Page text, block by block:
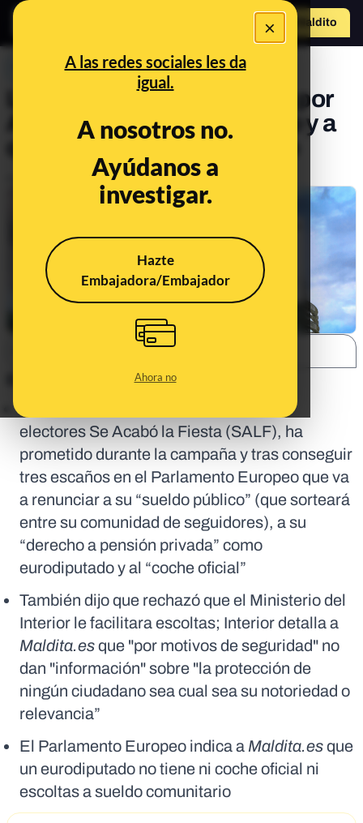
×
A las redes sociales les da
igual.
A nosotros no.
Ayúdanos a
investigar.
Hazte
Embajadora/Embajador
Ahora no
Hazte Maldito
PREBUNKING
Las renuncias anunciadas por
Alvise: a qué tiene derecho y a
qué no como eurodiputado
Jun 18, 2024, 5:23:59 PM
electores Se Acabó la Fiesta (SALF), ha
prometido durante la campaña y tras conseguir
tres escaños en el Parlamento Europeo que va
a renunciar a su “sueldo público” (que sorteará
entre su comunidad de seguidores), a su
“derecho a pensión privada” como
eurodiputado y al “coche oficial”
También dijo que rechazó que el Ministerio del
Interior le facilitara escoltas; Interior detalla a
Maldita.esque "por motivos de seguridad" no
dan "información" sobre "la protección de
ningún ciudadano sea cual sea su notoriedad o
relevancia”
El Parlamento Europeo indica a Maldita.esque
un eurodiputado no tiene ni coche oficial ni
escoltas a sueldo comunitario